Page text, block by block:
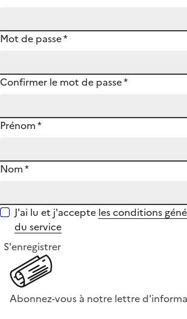
Mot de passe*
Confirmer le mot de passe*
Prénom*
Nom*
J'ai lu et j'accepte les conditions
du service
S'enregistrer
Abonnez-vous à notre lettre